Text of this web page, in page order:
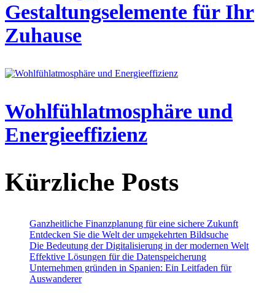
Gestaltungselemente für Ihr
Zuhause
Wohlfühlatmosphäre und
Energieeffizienz
Kürzliche Posts
Ganzheitliche Finanzplanung für eine sichere Zukunft
Entdecken Sie die Welt der umgekehrten Bildsuche
Die Bedeutung der Digitalisierung in der modernen Welt
Effektive Lösungen für die Datenspeicherung
Unternehmen gründen in Spanien: Ein Leitfaden für
Auswanderer